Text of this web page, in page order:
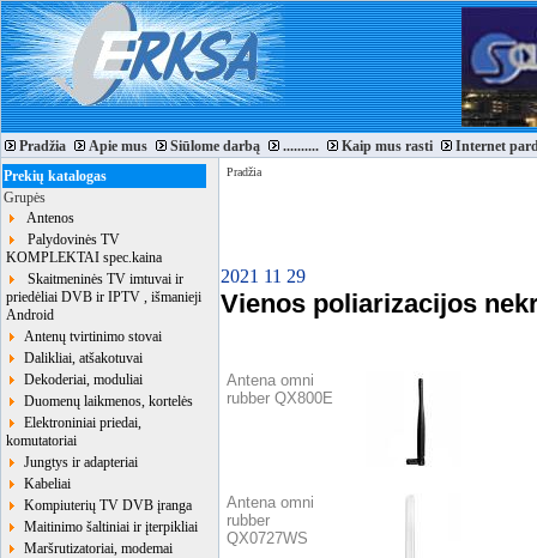
Pradžia Apie mus Siūlome darbą .......... Kaip mus rasti
Internet
Prekių katalogas
Grupės
Antenos
Palydovinės TV
KOMPLEKTAI spec.kaina
Skaitmeninės TV imtuvai ir
priedėliai DVB ir IPTV , išmanieji
Android
Antenų tvirtinimo stovai
Dalikliai, atšakotuvai
Dekoderiai, moduliai
Duomenų laikmenos, kortelės
Elektroniniai priedai,
komutatoriai
Jungtys ir adapteriai
Kabeliai
Kompiuterių TV DVB įranga
Maitinimo šaltiniai ir įterpikliai
Maršrutizatoriai, modemai
Pradžia
2021 11 29
Vienos poliarizacijos
Antena omni
rubber QX800E
Antena omni
rubber
QX0727WS